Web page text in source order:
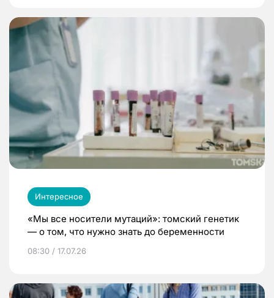
Интересное
«Мы все носители мутаций»: томский генетик
— о том, что нужно знать до беременности
08:30 / 17.07.26